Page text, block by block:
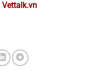
Vettalk.vn